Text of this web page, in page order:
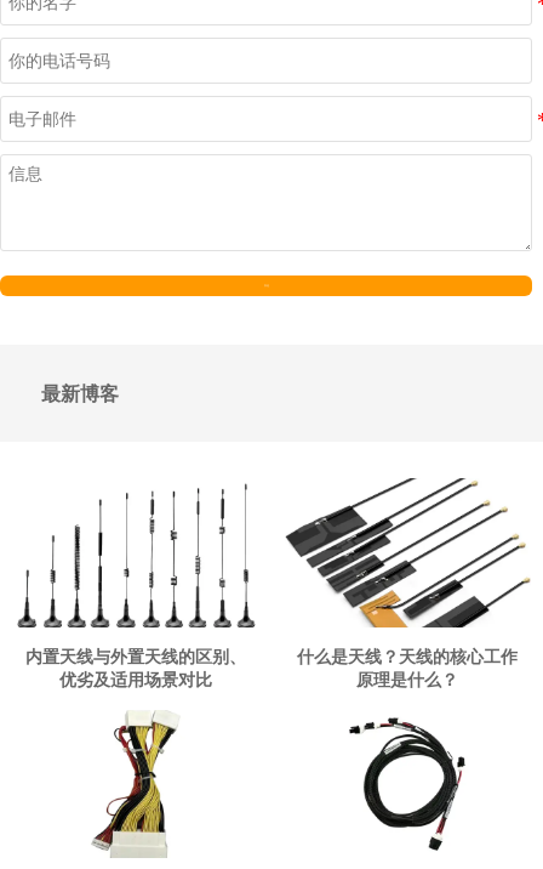
最新博客
内置天线与外置天线的区别、
优劣及适用场景对比
什么是天线？天线的核心工作
原理是什么？